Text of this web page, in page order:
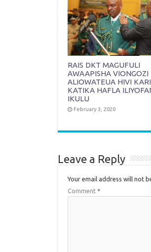
RAIS DKT MAGUFULI
AWAAPISHA VIONGOZI
ALIOWATEUA HIVI
KATIKA HAFLA
IKULU
February 3, 2020
Leave a Reply
Your email address will not
Comment *